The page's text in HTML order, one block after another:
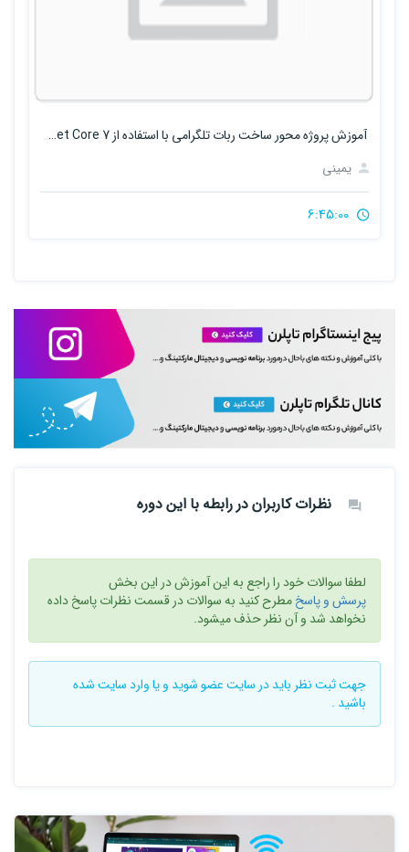
آموزش پروژه محور ساخت ربات تلگرامی با استفاده از ASP.Net Core 7
یمینی
نظرات کاربران در رابطه با این دوره
لطفا سوالات خود را راجع به این آموزش در این بخش
پرسش و پاسخمطرح کنید به سوالات در قسمت نظرات پاسخ داده
نخواهد شد و آن نظر حذف میشود.
جهت ثبت نظر باید در سایتعضو شوید و یاوارد سایتشده
باشید .